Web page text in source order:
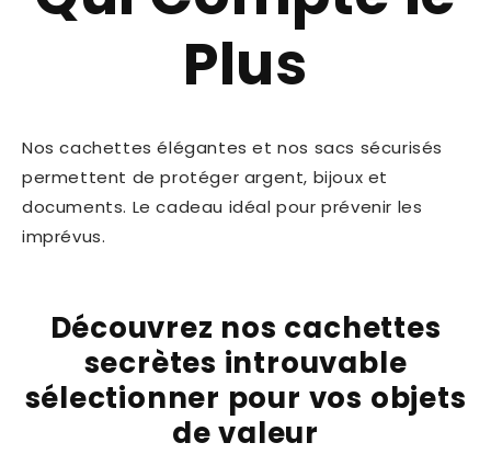
Plus
Nos cachettes élégantes et nos sacs sécurisés
permettent de protéger argent, bijoux et
documents. Le cadeau idéal pour prévenir les
imprévus.
Découvrez nos cachettes
secrètes introuvable
sélectionner pour vos objets
de valeur